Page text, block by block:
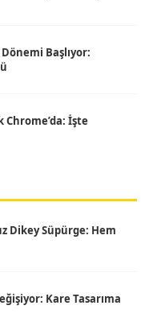
Başlıyor:
Chrome’da: İşte
Dikey Süpürge: Hem
Kare Tasarıma